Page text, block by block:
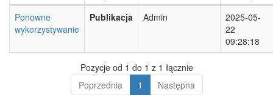
Ponowne
wykorzystywanie
Publikacja Admin
2025-05-
22
09:28:18
Pozycje od 1 do 1 z 1 łącznie
Poprzednia
1 Następna